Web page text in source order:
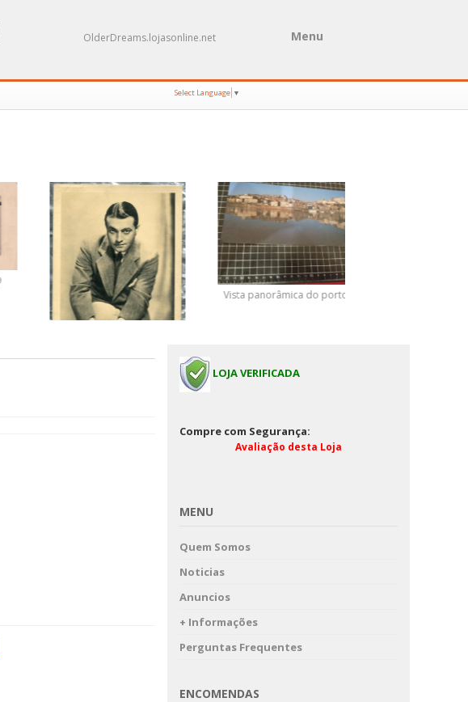
OlderDreams.lojasonline.net Menu
Select Language ▼
Vista panorâmica do porto
LOJA VERIFICADA
Compre com Segurança:
Avaliação desta Loja
MENU
Quem Somos
Noticias
Anuncios
+ Informações
Perguntas Frequentes
ENCOMENDAS